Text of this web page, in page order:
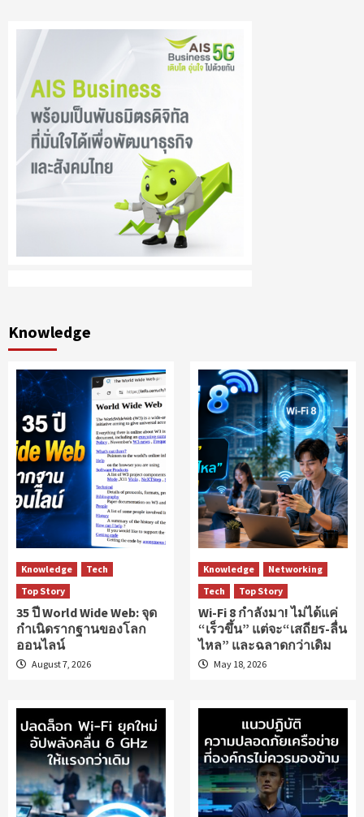
Knowledge
Knowledge
Tech
Top Story
35 ปี World Wide Web: จุด
กำเนิดรากฐานของโลก
ออนไลน์
August 7, 2026
Knowledge
Networking
Tech
Top Story
Wi-Fi 8 กำลังมา! ไม่ได้แค่
“เร็วขึ้น” แต่จะ“เสถียร-ลื่น
ไหล” และฉลาดกว่าเดิม
May 18, 2026